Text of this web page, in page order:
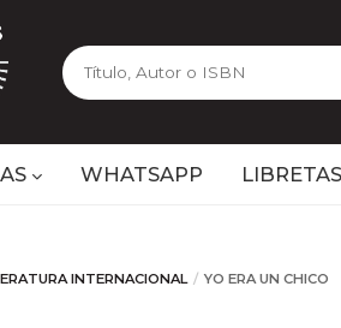
WHATSAPP LIBRETAS
INTERNACIONAL YO ERA UN CHICO